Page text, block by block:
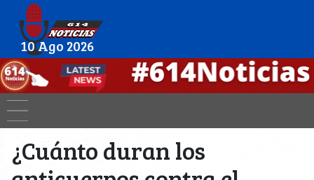
10 Ago 2026
¿Cuánto duran los